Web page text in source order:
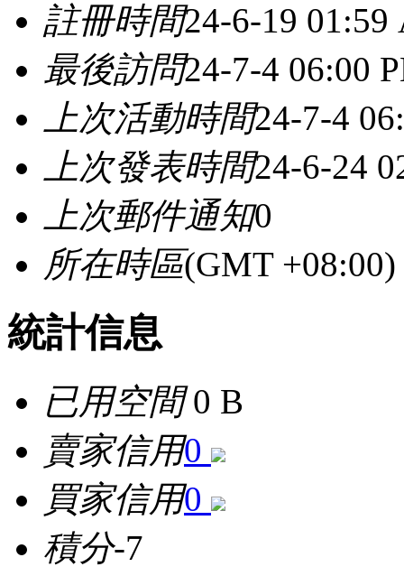
註冊時間24-6-19 01:59
最後訪問24-7-4 06:00
上次活動時間24-7-4
上次發表時間24-6-24
上次郵件通知0
所在時區(GMT
統計信息
已用空間0 B
賣家信用0
買家信用0
積分-7